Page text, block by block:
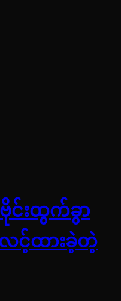
င်းထွက်ခွာ
လင့်ထားခဲ့တဲ့